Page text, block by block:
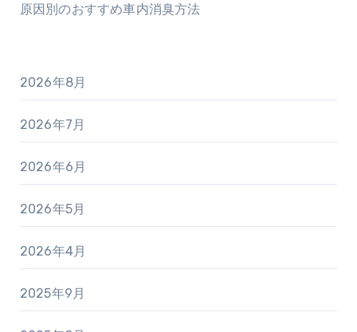
原因別のおすすめ車内消臭方法
2026年8月
2026年7月
2026年6月
2026年5月
2026年4月
2025年9月